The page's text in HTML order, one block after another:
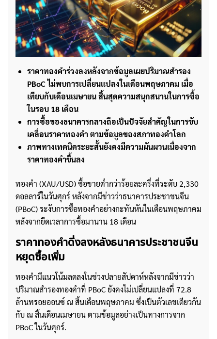
ราคาทองคำร่วงลงหลังจากข้อมูลเผยปริมาณสำรอง
PBoC ไม่พบการเปลี่ยนแปลงในเดือนพฤษภาคม เมื่อ
เทียบกับเดือนเมษายน สิ้นสุดความสนุกสนานในการซื้อ
ในรอบ 18 เดือน
การซื้อของธนาคารกลางถือเป็นปัจจัยสำคัญในการขับ
เคลื่อนราคาทองคำ ตามข้อมูลของสภาทองคำโลก
ภาพทางเทคนิคระยะสั้นยังคงมีความผันผวนเนื่องจาก
ราคาทองคำขึ้นลง
ทองคำ (XAU/USD) ซื้อขายต่ำกว่าร้อยละครึ่งที่ระดับ 2,330
ดอลลาร์ในวันศุกร์ หลังจากมีข่าวว่าธนาคารประชาชนจีน
(PBoC) ระงับการซื้อทองคำอย่างกะทันหันในเดือนพฤษภาคม
หลังจากยืดเวลาการซื้อมานาน 18 เดือน
ราคาทองคำดิ่งลงหลังธนาคารประชาชนจีน
หยุดซื้อเพิ่ม
ทองคำมีแนวโน้มลดลงในช่วงปลายสัปดาห์หลังจากมีข่าวว่า
ปริมาณสำรองทองคำที่ PBoC ยังคงไม่เปลี่ยนแปลงที่ 72.8
ล้านทรอยออนซ์ ณ สิ้นเดือนพฤษภาคม ซึ่งเป็นตัวเลขเดียวกัน
กับ ณ สิ้นเดือนเมษายน ตามข้อมูลอย่างเป็นทางการจาก
PBoC ในวันศุกร์.